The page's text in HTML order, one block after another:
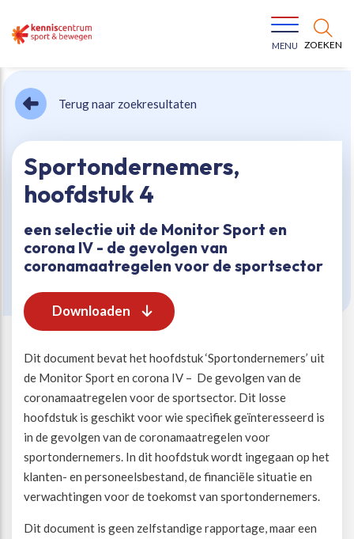
ZOEKEN
MENU
Terug naar zoekresultaten
Sportondernemers,
hoofdstuk 4
een selectie uit de Monitor Sport en
corona IV - de gevolgen van
coronamaatregelen voor de sportsector
Downloaden
Dit document bevat het hoofdstuk ‘Sportondernemers’ uit
de Monitor Sport en corona IV – De gevolgen van de
coronamaatregelen voor de sportsector. Dit losse
hoofdstuk is geschikt voor wie specifiek geïnteresseerd is
in de gevolgen van de coronamaatregelen voor
sportondernemers. In dit hoofdstuk wordt ingegaan op het
klanten- en personeelsbestand, de financiële situatie en
verwachtingen voor de toekomst van sportondernemers.
Dit document is geen zelfstandige rapportage, maar een
Jeugd in beweging
Vitaal ouder worden
Beweegvriendelijke omgeving
Kansengelijkheid
Paralympische topsport
Esports, gaming en gamification
Onze missie
Onze werkwijze
Werken bij
Persvoorlichting en Public Affairs